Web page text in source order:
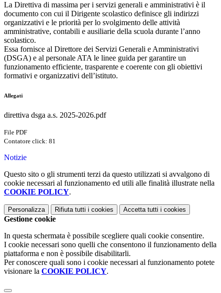
La Direttiva di massima per i servizi generali e amministrativi è il
documento con cui il Dirigente scolastico definisce gli indirizzi
organizzativi e le priorità per lo svolgimento delle attività
amministrative, contabili e ausiliarie della scuola durante l’anno
scolastico.
Essa fornisce al Direttore dei Servizi Generali e Amministrativi
(DSGA) e al personale ATA le linee guida per garantire un
funzionamento efficiente, trasparente e coerente con gli obiettivi
formativi e organizzativi dell’istituto.
Allegati
direttiva dsga a.s. 2025-2026.pdf
File PDF
Contatore click: 81
Notizie
Questo sito o gli strumenti terzi da questo utilizzati si avvalgono di
cookie necessari al funzionamento ed utili alle finalità illustrate nella
COOKIE POLICY.
Personalizza Rifiuta tutti i cookies Accetta tutti i cookies
Gestione cookie
In questa schermata è possibile scegliere quali cookie consentire.
I cookie necessari sono quelli che consentono il funzionamento della
piattaforma e non è possibile disabilitarli.
Per conoscere quali sono i cookie necessari al funzionamento potete
visionare la COOKIE POLICY.